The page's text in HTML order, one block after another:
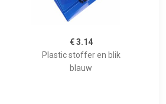
€ 3.14
Plastic stoffer en blik
blauw